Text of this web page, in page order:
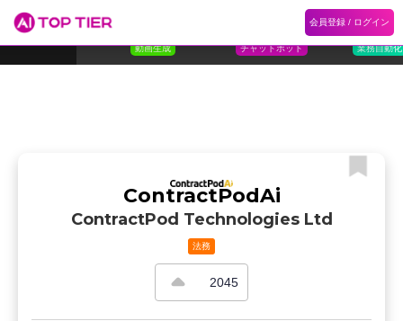
会員登録 / ログイン
ランキング
動画生成 チャットボット
3
Flokzu
業務自動化
ContractPodAi
ContractPod Technologies Ltd
法務
2045
ホーム 記事